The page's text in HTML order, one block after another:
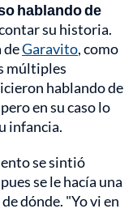
hablando de
su historia.
deGaravito, como
múltiples
hablando de
en su caso lo
infancia.
se sintió
se le hacía una
dónde. "Yo vi en